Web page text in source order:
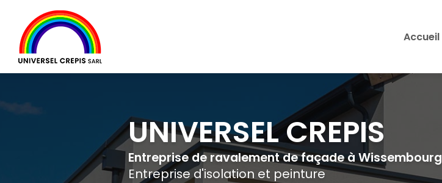
contenu
principal
Accueil
UNIVERSEL CREPIS
Entreprise de ravalement de façade à Wissembourg
Entreprise d'isolation et peinture